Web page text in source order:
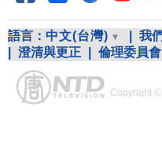
語言： 中文(台灣) 我
澄清與更正 倫理委員會
Copyright